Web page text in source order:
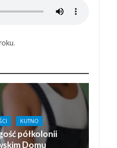
KUTNO
półkolonii
Domu